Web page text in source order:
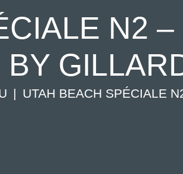
N2 –
UTAH BEACH SPÉCIALE